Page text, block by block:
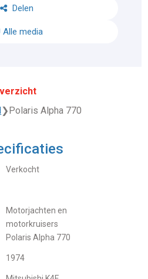
Delen
Alle media
❯Polaris Alpha 770
Verkocht
Motorjachten en
motorkruisers
Polaris Alpha 770
1974